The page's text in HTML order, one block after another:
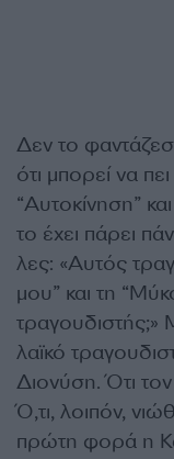
Δεν το
ότι μπορεί να
“Αυτοκίνηση”
το έχει πάρει
λες: «Αυτός
μου” και τη
τραγουδιστής;»
λαϊκό
Διονύση. Ότι
Ό,τι, λοιπόν,
πρώτη φορά η